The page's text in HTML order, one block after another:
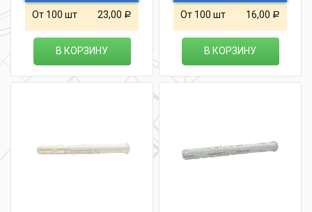
От 100 шт 23,00 Р
В КОРЗИНУ
От 100 шт 16,00 Р
В КОРЗИНУ